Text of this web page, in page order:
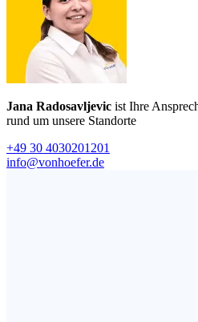
Jana Radosavljevic ist Ihre
rund um unsere Standorte
+49 30 4030201201
info@vonhoefer.de